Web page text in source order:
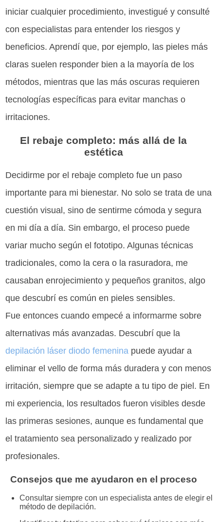
iniciar cualquier procedimiento, investigué y consulté
con especialistas para entender los riesgos y
beneficios. Aprendí que, por ejemplo, las pieles más
claras suelen responder bien a la mayoría de los
métodos, mientras que las más oscuras requieren
tecnologías específicas para evitar manchas o
irritaciones.
El rebaje completo: más allá de la
estética
Decidirme por el rebaje completo fue un paso
importante para mi bienestar. No solo se trata de una
cuestión visual, sino de sentirme cómoda y segura
en mi día a día. Sin embargo, el proceso puede
variar mucho según el fototipo. Algunas técnicas
tradicionales, como la cera o la rasuradora, me
causaban enrojecimiento y pequeños granitos, algo
que descubrí es común en pieles sensibles.
Fue entonces cuando empecé a informarme sobre
alternativas más avanzadas. Descubrí que la
depilación láser diodo femenina puede ayudar a
eliminar el vello de forma más duradera y con menos
irritación, siempre que se adapte a tu tipo de piel. En
mi experiencia, los resultados fueron visibles desde
las primeras sesiones, aunque es fundamental que
el tratamiento sea personalizado y realizado por
profesionales.
Consejos que me ayudaron en el proceso
Consultar siempre con un especialista antes de elegir el
método de depilación.